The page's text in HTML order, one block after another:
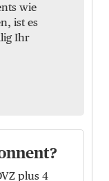
wie
ist es
Ihr
plus 4